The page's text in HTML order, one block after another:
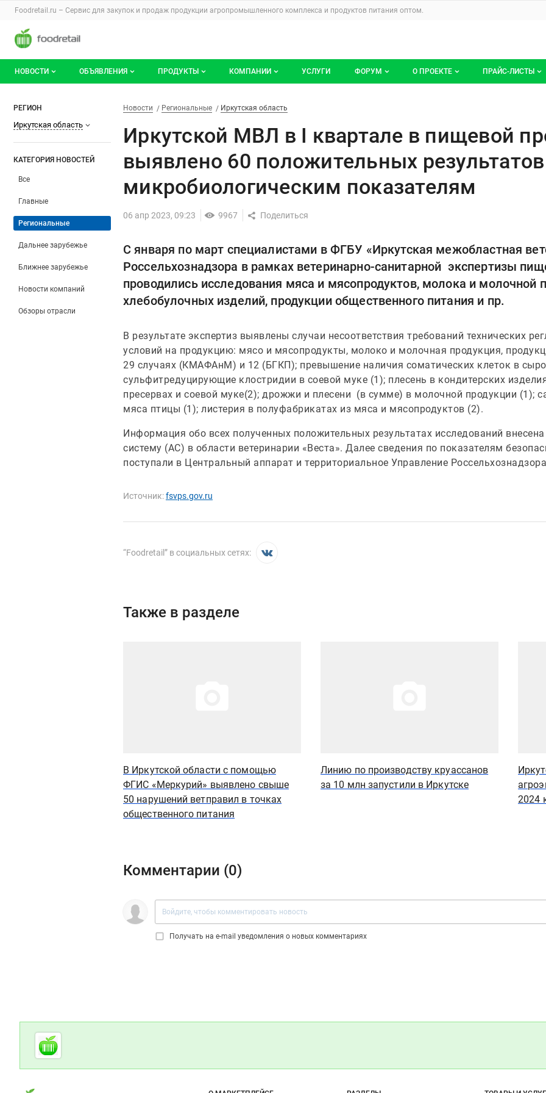
Раздел навигации по сайту foodretail.ru
Foodretail.ru – Сервис для закупок и продаж продукции агропромышленного комплекса и продуктов питания оптом.
Авторизация и меню пользователя
Навигация по разделам сайта foodretail.ru
НОВОСТИ
Документы
ОБЪЯВЛЕНИЯ
Мои объявления
ПРОДУКТЫ
Мои продукты и напитки
КОМПАНИИ УСЛУГИ ФОРУМ О ПРОЕКТЕ
Контакты
ПРАЙС-ЛИСТЫ
Иркутской МВЛ в I квартале в пищевой продукции
Фильтры
РЕГИОН
Иркутская область
КАТЕГОРИЯ НОВОСТЕЙ
Все
Главные
Региональные
Дальнее зарубежье
Ближнее зарубежье
Новости компаний
Обзоры отрасли
Новости
Разделы
Новости Региональные Иркутская область
Иркутской МВЛ в I квартале в пищевой
выявлено 60 положительных
микробиологическим показателям
06 апр 2023, 09:23 9967
С января по март специалистами в ФГБУ «Иркутская межобластная
Россельхознадзора в рамках ветеринарно-санитарной экспертизы
проводились исследования мяса и мясопродуктов, молока и молочной
хлебобулочных изделий, продукции общественного питания и пр.
В результате экспертиз выявлены случаи несоответствия требований технических
условий на продукцию: мясо и мясопродукты, молоко и молочная продукция,
29 случаях (КМАФАнМ) и 12 (БГКП); превышение наличия соматических клеток в
сульфитредуцирующие клостридии в соевой муке (1); плесень в кондитерских
пресервах и соевой муке(2); дрожжи и плесени (в сумме) в молочной продукции (1);
мяса птицы (1); листерия в полуфабрикатах из мяса и мясопродуктов (2).
Информация обо всех полученных положительных результатах исследований
систему (АС) в области ветеринарии «Веста». Далее сведения по показателям
поступали в Центральный аппарат и территориальное Управление
Источник:fsvps.gov.ru
“Foodretail” в социальных сетях:
Также в разделе
В Иркутской области с помощью
ФГИС «Меркурий» выявлено свыше
50 нарушений ветправил в точках
общественного питания
Линию по производству круассанов
за 10 млн запустили в Иркутске
2024
Комментарии (0)
Получать на e‑mail уведомления о новых комментариях
Дополнительная информация
Cсылки на полезные проекты
Foodretail.ru
— продукты